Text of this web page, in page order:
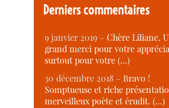
Derniers commentaires
9 janvier 2019 –Chère Liliane,
grand merci pour votre
surtout pour votre (…)
30 décembre 2018 –Bravo !
Somptueuse et riche
merveilleux poète et érudit. (…)